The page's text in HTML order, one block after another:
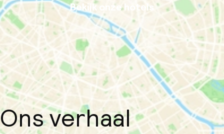
Bekijk onze hotels
Ons verhaal